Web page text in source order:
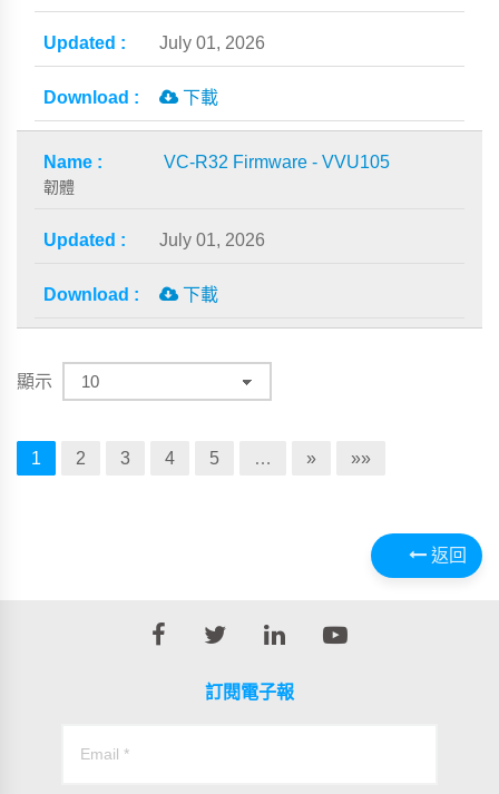
July 01, 2026
下載
VC-R32 Firmware - VVU105
韌體
July 01, 2026
下載
顯示
1 2 3 4 5 … » »»
返回
訂閱電子報